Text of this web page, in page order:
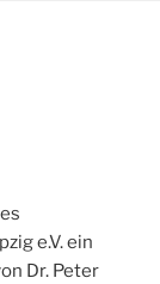
e.V. ein
Dr. Peter